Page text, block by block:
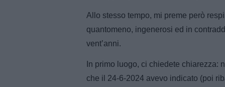
Allo stesso tempo, mi preme però
quantomeno, ingenerosi ed in
vent’anni.
In primo luogo, ci chiedete chiarezza:
che il 24-6-2024 avevo indicato (poi